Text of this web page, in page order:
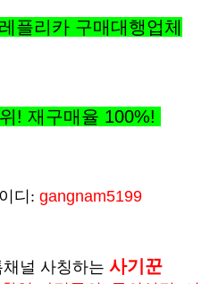
플리카 구매대행업체
! 재구매율 100%!
디: gangnam5199
널 사칭하는 사기꾼